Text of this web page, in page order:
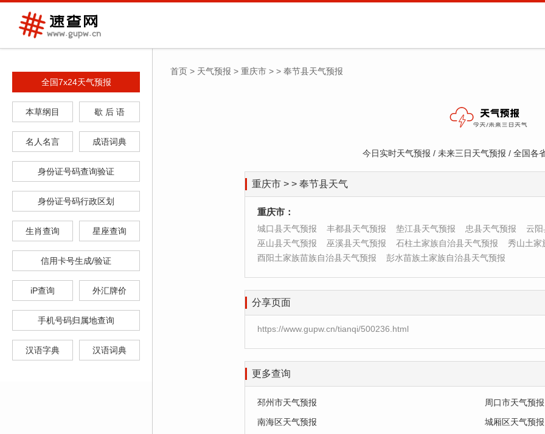
全国7x24天气预报
本草纲目 歇 后 语
名人名言 成语词典
身份证号码查询验证
身份证号码行政区划
生肖查询 星座查询
信用卡号生成/验证
iP查询 外汇牌价
手机号码归属地查询
汉语字典 汉语词典
首页 > 天气预报 > 重庆市 > > 奉节县天气预报
今日实时天气预报 / 未来三日天气预报 / 全国各
重庆市 > > 奉节县天气
重庆市：
城口县天气预报 丰都县天气预报 垫江县天气预报 忠县天气预报
云阳
巫山县天气预报
巫溪县天气预报 石柱土家族自治县天气预报
秀山土家
酉阳土家族苗族自治县天气预报
彭水苗族土家族自治县天气预报
分享页面
https://www.gupw.cn/tianqi/500236.html
更多查询
邳州市天气预报
周口市天气预报
南海区天气预报
城厢区天气预报